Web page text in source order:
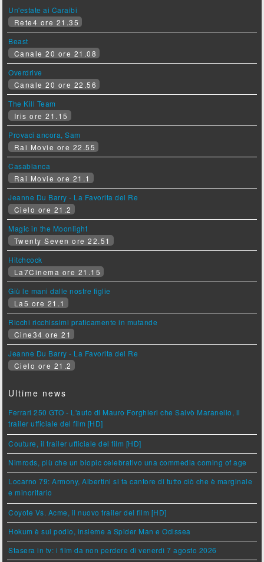
Un'estate ai Caraibi
Rete4 ore 21.35
Beast
Canale 20 ore 21.08
Overdrive
Canale 20 ore 22.56
The Kill Team
Iris ore 21.15
Provaci ancora, Sam
Rai Movie ore 22.55
Casablanca
Rai Movie ore 21.1
Jeanne Du Barry - La Favorita del Re
Cielo ore 21.2
Magic in the Moonlight
Twenty Seven ore 22.51
Hitchcock
La7Cinema ore 21.15
Giù le mani dalle nostre figlie
La5 ore 21.1
Ricchi ricchissimi praticamente in mutande
Cine34 ore 21
Jeanne Du Barry - La Favorita del Re
Cielo ore 21.2
Ultime news
Ferrari 250 GTO - L'auto di Mauro Forghieri che Salvò Maranello, il
trailer ufficiale del film [HD]
Couture, il trailer ufficiale del film [HD]
Nimrods, più che un biopic celebrativo una commedia coming of age
Locarno 79: Armony, Albertini si fa cantore di tutto ciò che è marginale
e minoritario
Coyote Vs. Acme, il nuovo trailer del film [HD]
Hokum è sul podio, insieme a Spider Man e Odissea
Stasera in tv: i film da non perdere di venerdì 7 agosto 2026